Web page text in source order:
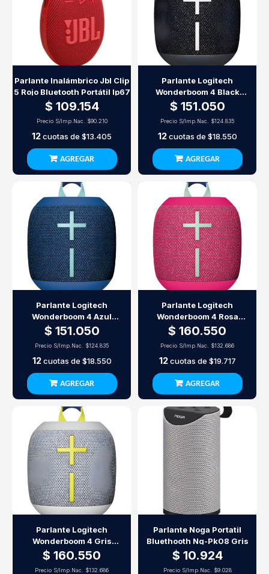
Parlante Inalámbrico Jbl Clip
5 Rojo Bluetooth Portátil Ip67
$ 109.154
Precio S/Imp.Nac. $90.210
12cuotas de $13.405
AGREGAR
Parlante Logitech
Wonderboom 4 Black
Bluetooth
$ 151.050
Precio S/Imp.Nac. $124.835
12cuotas de $18.550
AGREGAR
Parlante Logitech
Wonderboom 4 Azul
Bluetooth
$ 151.050
Precio S/Imp.Nac. $124.835
12cuotas de $18.550
AGREGAR
Parlante Logitech
Wonderboom 4 Rosa
Bluetooth
$ 160.550
Precio S/Imp.Nac. $132.686
12cuotas de $19.717
AGREGAR
Parlante Logitech
Wonderboom 4 Gris
Bluetooth
$ 160.550
Precio S/Imp.Nac. $132.686
Parlante Noga Portatil
Bluethooth Ng-Pk08 Gris
$ 10.924
Precio S/Imp.Nac. $9.028